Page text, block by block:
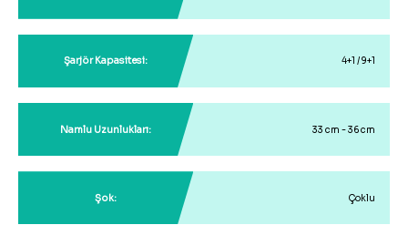
Şarjör Kapasitesi: 4+1 / 9+1
Namlu Uzunlukları: 33 cm - 36 cm
Şok: Çoklu